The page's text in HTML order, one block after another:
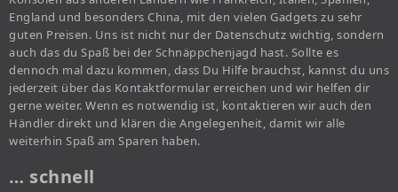
England und besonders China, mit den vielen Gadgets zu sehr
guten Preisen. Uns ist nicht nur der Datenschutz wichtig, sondern
auch das du Spaß bei der Schnäppchenjagd hast. Sollte es
dennoch mal dazu kommen, dass Du Hilfe brauchst, kannst du uns
jederzeit über das Kontaktformular erreichen und wir helfen dir
gerne weiter. Wenn es notwendig ist, kontaktieren wir auch den
Händler direkt und klären die Angelegenheit, damit wir alle
weiterhin Spaß am Sparen haben.
… schnell